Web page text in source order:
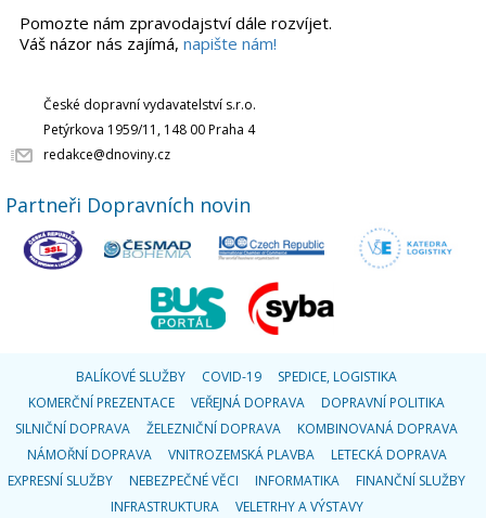
Pomozte nám zpravodajství dále rozvíjet.
Váš názor nás zajímá, napište nám!
České dopravní vydavatelství s.r.o.
Petýrkova 1959/11, 148 00 Praha 4
redakce@dnoviny.cz
Partneři Dopravních novin
BALÍKOVÉ SLUŽBY COVID-19
SPEDICE, LOGISTIKA
KOMERČNÍ PREZENTACE
VEŘEJNÁ DOPRAVA
DOPRAVNÍ POLITIKA
SILNIČNÍ DOPRAVA
ŽELEZNIČNÍ DOPRAVA
KOMBINOVANÁ DOPRAVA
NÁMOŘNÍ DOPRAVA
VNITROZEMSKÁ PLAVBA
LETECKÁ DOPRAVA
EXPRESNÍ SLUŽBY
NEBEZPEČNÉ VĚCI INFORMATIKA
FINANČNÍ SLUŽBY
INFRASTRUKTURA
VELETRHY A VÝSTAVY